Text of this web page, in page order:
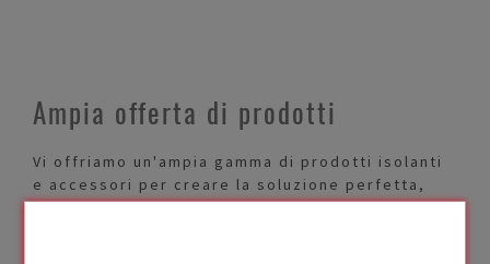
Ampia offerta di prodotti
Vi offriamo un'ampia gamma di prodotti isolanti
e accessori per creare la soluzione perfetta,
adatta al vostro progetto specifico. A seconda